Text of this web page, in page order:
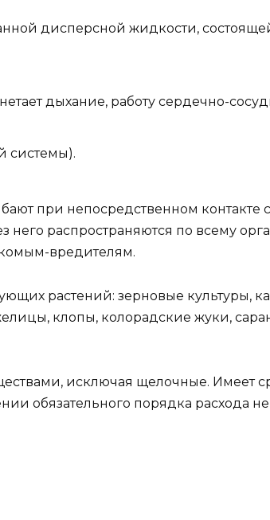
дисперсной жидкости,
дыхание, работу сердечно-
системы).
при непосредственном контакте
распространяются по всему
вредителям.
растений: зерновые культуры,
клопы, колорадские жуки,
исключая щелочные. Имеет
обязательного порядка расхода